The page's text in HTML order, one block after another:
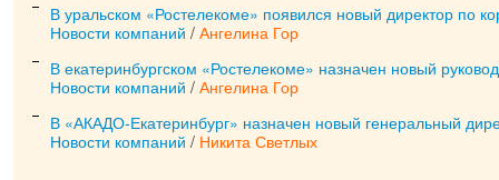
В уральском «Ростелекоме» появился новый директор по
Новости компаний / Ангелина Гор
В екатеринбургском «Ростелекоме» назначен новый
Новости компаний / Ангелина Гор
В «АКАДО-Екатеринбург» назначен новый генеральный
Новости компаний / Никита Светлых